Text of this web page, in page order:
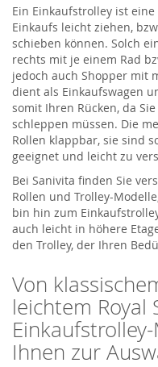
Ein Einkaufstrolley ist
Einkaufs leicht ziehen,
schieben können. Solch
rechts mit je einem Rad
jedoch auch Shopper mit
dient als Einkaufswagen
somit Ihren Rücken, da
schleppen müssen. Die
Rollen klappbar, sie sind
geeignet und leicht zu
Bei Sanivita finden Sie
Rollen und Trolley-
bin hin zum
auch leicht in höhere
den Trolley, der Ihren
Von
leichtem Royal
Ihnen zur